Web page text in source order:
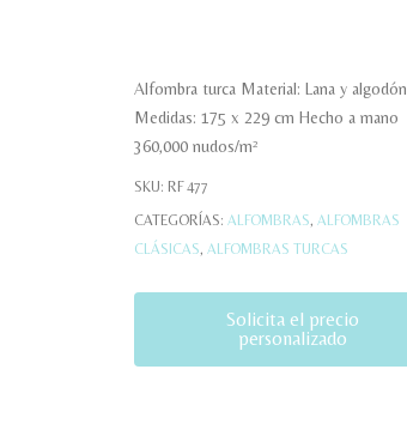
Alfombra turca Material: Lana y algodón
Medidas: 175 x 229 cm Hecho a mano
360,000 nudos/m²
SKU: RF 477
CATEGORÍAS: ALFOMBRAS, ALFOMBRAS
CLÁSICAS, ALFOMBRAS TURCAS
Solicita el precio
personalizado